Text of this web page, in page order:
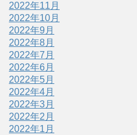
2022年11月
2022年10月
2022年9月
2022年8月
2022年7月
2022年6月
2022年5月
2022年4月
2022年3月
2022年2月
2022年1月